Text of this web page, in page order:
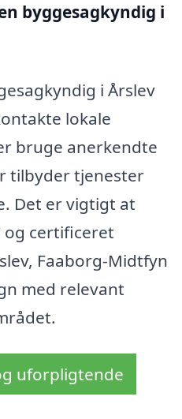
byggesagkyndig i
i Årslev
lokale
bruge anerkendte
tilbyder tjenester
Det er vigtigt at
certificeret
Faaborg-Midtfyn
med relevant
uforpligtende